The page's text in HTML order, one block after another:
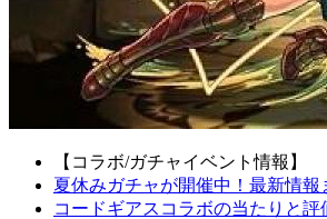
【コラボ/ガチャイベント情報】
夏休みガチャが開催中！最新情報
コードギアスコラボの当たりと評